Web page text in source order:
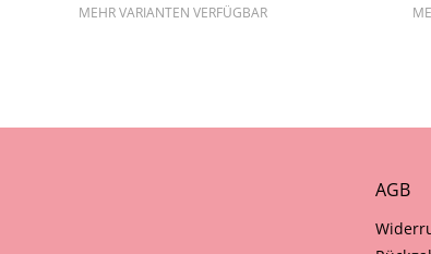
MEHR VARIANTEN VERFÜGBAR
AGB